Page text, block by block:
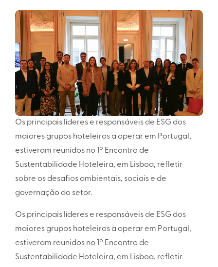
Os principais líderes e responsáveis de ESG dos
maiores grupos hoteleiros a operar em Portugal,
estiveram reunidos no 1º Encontro de
Sustentabilidade Hoteleira, em Lisboa, refletir
sobre os desafios ambientais, sociais e de
governação do setor.
Os principais líderes e responsáveis de ESG dos
maiores grupos hoteleiros a operar em Portugal,
estiveram reunidos no 1º Encontro de
Sustentabilidade Hoteleira, em Lisboa, refletir